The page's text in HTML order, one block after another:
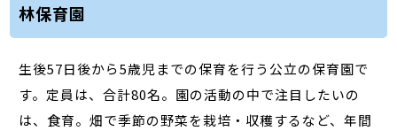
林保育園
生後57日後から5歳児までの保育を行う公立の保育園で
す。定員は、合計80名。園の活動の中で注目したいの
は、食育。畑で季節の野菜を栽培・収穫するなど、年間